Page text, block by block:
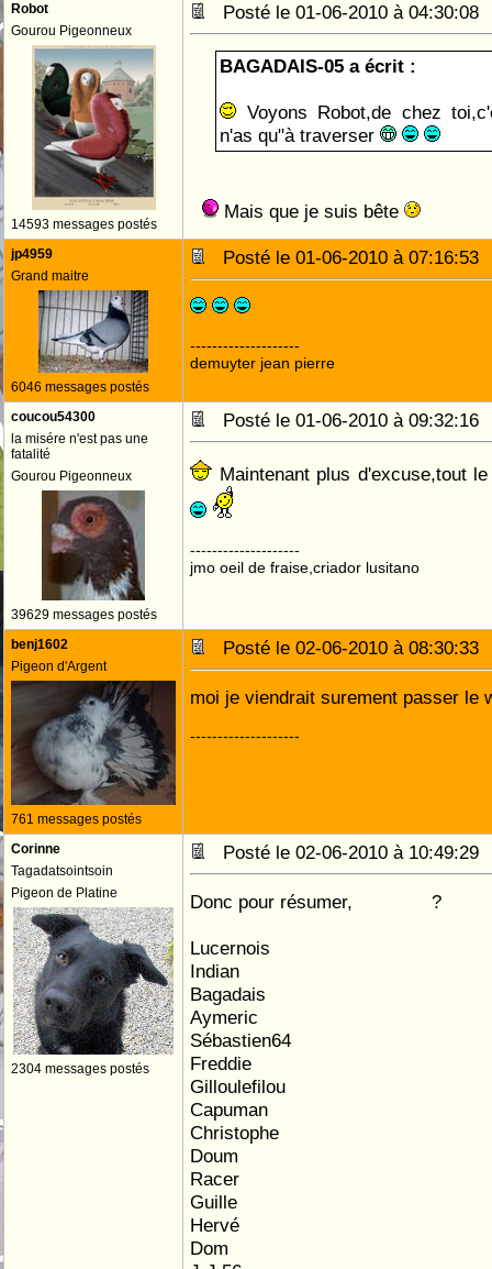
Robot
Gourou Pigeonneux
14593 messages postés
Posté le 01-06-2010 à
BAGADAIS-05 a écrit :
Voyons Robot,de chez
n'as qu"à traverser
Mais que je suis bête
jp4959
Grand maitre
6046 messages postés
Posté le 01-06-2010 à
--------------------
demuyter jean pierre
coucou54300
la misére n'est pas une
fatalité
Gourou Pigeonneux
39629 messages postés
Posté le 01-06-2010 à
Maintenant plus d'excuse,tout
--------------------
jmo oeil de fraise,criador lusitano
benj1602
Pigeon d'Argent
761 messages postés
Posté le 02-06-2010 à
moi je viendrait surement passer le
--------------------
Corinne
Tagadatsointsoin
Pigeon de Platine
2304 messages postés
Posté le 02-06-2010 à
Donc pour résumer, ?
Lucernois
Indian
Bagadais
Aymeric
Sébastien64
Freddie
Gilloulefilou
Capuman
Christophe
Doum
Racer
Guille
Hervé
Dom